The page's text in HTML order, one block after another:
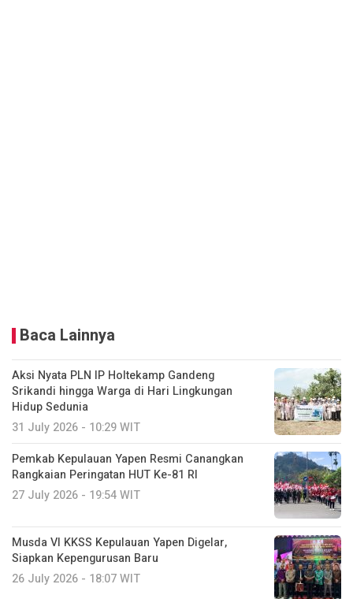
Baca Lainnya
Aksi Nyata PLN IP Holtekamp Gandeng
Srikandi hingga Warga di Hari Lingkungan
Hidup Sedunia
31 July 2026 - 10:29 WIT
Pemkab Kepulauan Yapen Resmi Canangkan
Rangkaian Peringatan HUT Ke-81 RI
27 July 2026 - 19:54 WIT
Musda VI KKSS Kepulauan Yapen Digelar,
Siapkan Kepengurusan Baru
26 July 2026 - 18:07 WIT